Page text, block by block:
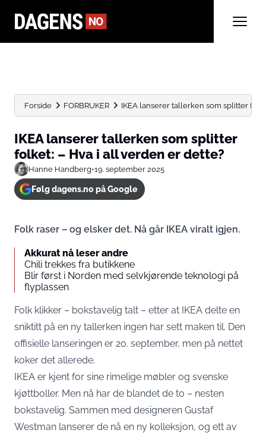
Forside FORBRUKER IKEA lanserer tallerken som splitter
IKEA lanserer tallerken som splitter
folket: – Hva i all verden er dette?
Hanne Handberg•19. september 2025
Følg dagens.no på Google
Folk raser – og elsker det. Nå går IKEA viralt igjen.
Akkurat nå leser andre
Chili trekkes fra butikkene
Blir først i Norden med selvkjørende teknologi på
flyplassen
Folk klikker – bokstavelig talt – etter at IKEA delte en
sniktitt på en ny tallerken ingen har sett maken til. Den
offisielle lanseringen er 20. september, men på nettet
koker det allerede.
IKEA er kjent for sine rimelige møbler og svenske
kjøttboller. Men nå har de blandet de to – nesten
bokstavelig. Sammen med designeren Gustaf
Westman lanserer de nå en ny kolleksjon, og ett av